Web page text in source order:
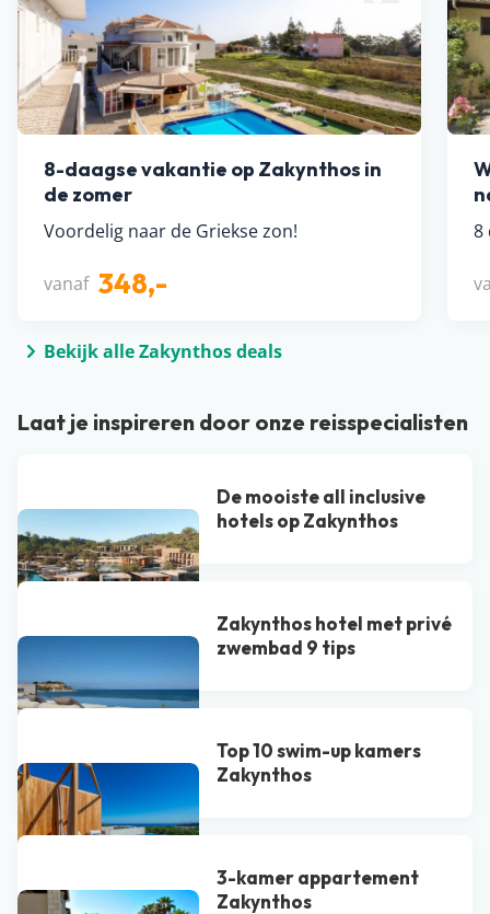
8-daagse vakantie op Zakynthos in
de zomer
Voordelig naar de Griekse zon!
vanaf 348,-
8
Bekijk alle Zakynthos deals
Laat je inspireren door onze reisspecialisten
De mooiste all inclusive
hotels op Zakynthos
Zakynthos hotel met privé
zwembad 9 tips
Top 10 swim-up kamers
Zakynthos
3-kamer appartement
Zakynthos